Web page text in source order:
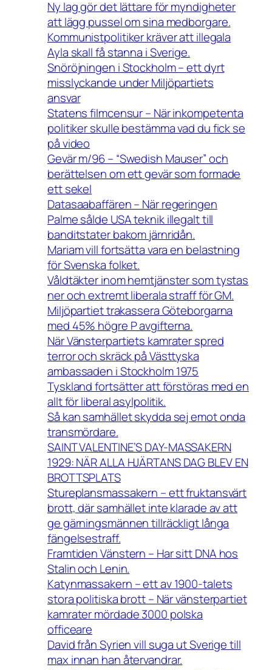
Ny lag gör det lättare för myndigheter
att lägg pussel om sina medborgare.
Kommunistpolitiker kräver att illegala
Ayla skall få stanna i Sverige.
Snöröjningen i Stockholm – ett dyrt
misslyckande under Miljöpartiets
ansvar
Statens filmcensur – När inkompetenta
politiker skulle bestämma vad du fick se
på video
Gevär m/96 – “Swedish Mauser” och
berättelsen om ett gevär som formade
ett sekel
Datasaabaffären – När regeringen
Palme sålde USA teknik illegalt till
banditstater bakom järnridån.
Mariam vill fortsätta vara en belastning
för Svenska folket.
Våldtäkter inom hemtjänster som tystas
ner och extremt liberala straff för GM.
Miljöpartiet trakassera Göteborgarna
med 45% högre P avgifterna.
När Vänsterpartiets kamrater spred
terror och skräck på Västtyska
ambassaden i Stockholm 1975
Tyskland fortsätter att förstöras med en
allt för liberal asylpolitik.
Så kan samhället skydda sej emot onda
transmördare.
SAINT VALENTINE’S DAY-MASSAKERN
1929: NÄR ALLA HJÄRTANS DAG BLEV EN
BROTTSPLATS
Stureplansmassakern – ett fruktansvärt
brott, där samhället inte klarade av att
ge gärningsmännen tillräckligt långa
fängelsestraff.
Framtiden Vänstern – Har sitt DNA hos
Stalin och Lenin.
Katynmassakern – ett av 1900-talets
stora politiska brott – När vänsterpartiet
kamrater mördade 3000 polska
officeare
David från Syrien vill suga ut Sverige till
max innan han återvandrar.